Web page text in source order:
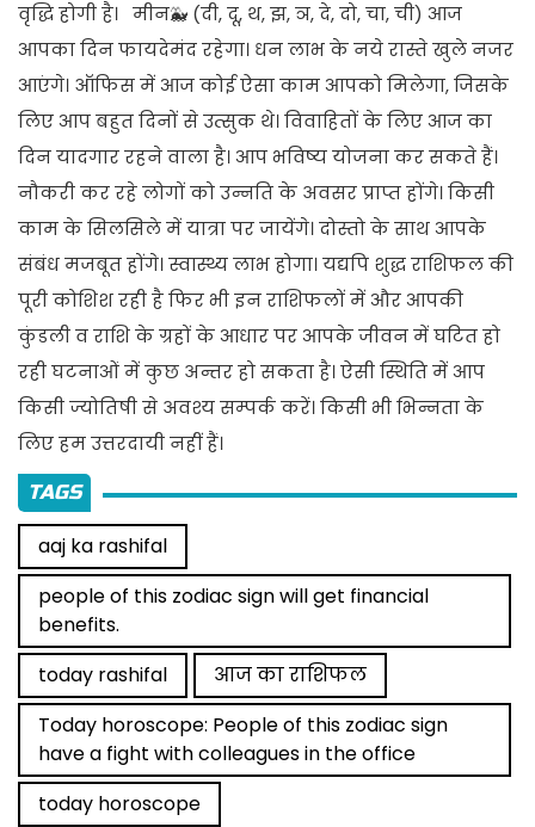
वृद्धि होगी है। मीन🐳 (दी, दू, थ, झ, ञ, दे, दो, चा, ची) आज
आपका दिन फायदेमंद रहेगा। धन लाभ के नये रास्ते खुले नजर
आएंगे। ऑफिस में आज कोई ऐसा काम आपको मिलेगा, जिसके
लिए आप बहुत दिनों से उत्सुक थे। विवाहितों के लिए आज का
दिन यादगार रहने वाला है। आप भविष्य योजना कर सकते हैं।
नौकरी कर रहे लोगों को उन्नति के अवसर प्राप्त होंगे। किसी
काम के सिलसिले में यात्रा पर जायेंगे। दोस्तो के साथ आपके
संबंध मजबूत होंगे। स्वास्थ्य लाभ होगा। यद्यपि शुद्ध राशिफल की
पूरी कोशिश रही है फिर भी इन राशिफलों में और आपकी
कुंडली व राशि के ग्रहों के आधार पर आपके जीवन में घटित हो
रही घटनाओं में कुछ अन्तर हो सकता है। ऐसी स्थिति में आप
किसी ज्योतिषी से अवश्य सम्पर्क करें। किसी भी भिन्नता के
लिए हम उत्तरदायी नहीं हैं।
TAGS
aaj ka rashifal
people of this zodiac sign will get financial
benefits.
today rashifal
आज का राशिफल
Today horoscope: People of this zodiac sign
have a fight with colleagues in the office
today horoscope